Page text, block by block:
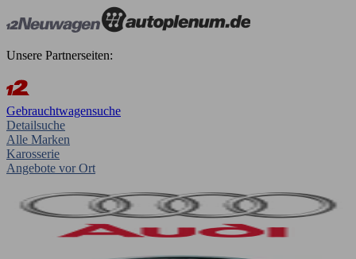
Unsere Partnerseiten:
Gebrauchtwagensuche
Detailsuche
Alle Marken
Karosserie
Angebote vor Ort